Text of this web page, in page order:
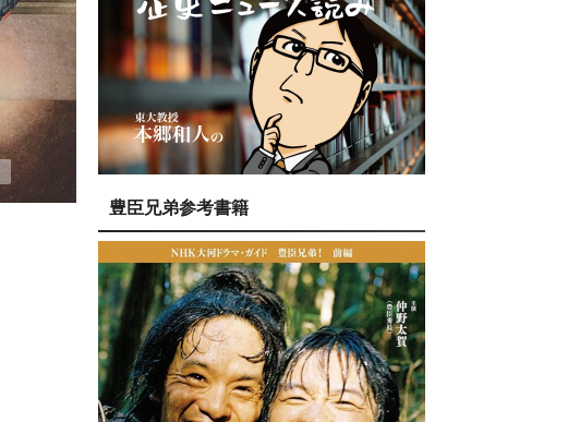
豊臣兄弟参考書籍